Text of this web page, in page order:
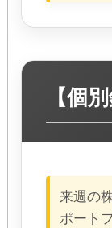
【個
来週の
ポート